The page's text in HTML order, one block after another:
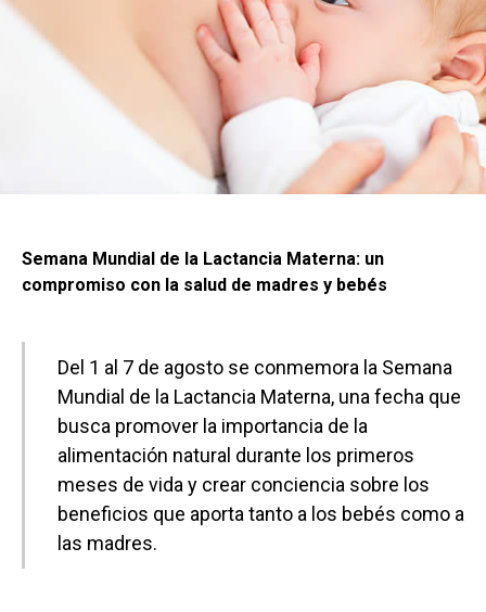
Semana Mundial de la Lactancia Materna: un
compromiso con la salud de madres y bebés
Del 1 al 7 de agosto se conmemora la Semana
Mundial de la Lactancia Materna, una fecha que
busca promover la importancia de la
alimentación natural durante los primeros
meses de vida y crear conciencia sobre los
beneficios que aporta tanto a los bebés como a
las madres.